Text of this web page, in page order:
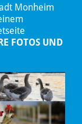
Monheim
FOTOS UND